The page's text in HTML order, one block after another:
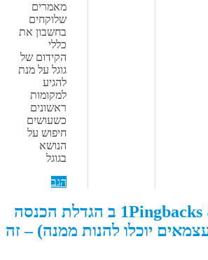
מאמרים
שלוקחים
בחשבון את
כללי
הקידום של
גוגל על מנת
להגיע
למקומות
ראשונים
כשעושים
חיפוש על
הנושא
בגוגל
הגב
1Pingbacks & Trackbacks ב הגדלת הכנסה
יוכלו להנות ממנה) – זה